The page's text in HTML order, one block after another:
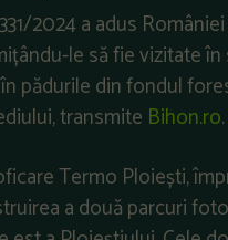
2024 a adus
le să fie vizitate
pădurile din fondul
transmite Bihon.ro.
Termo Ploiești,
a două parcuri